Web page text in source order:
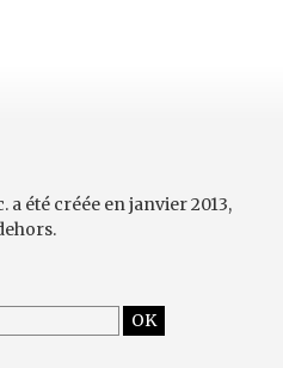
a été créée en janvier 2013,